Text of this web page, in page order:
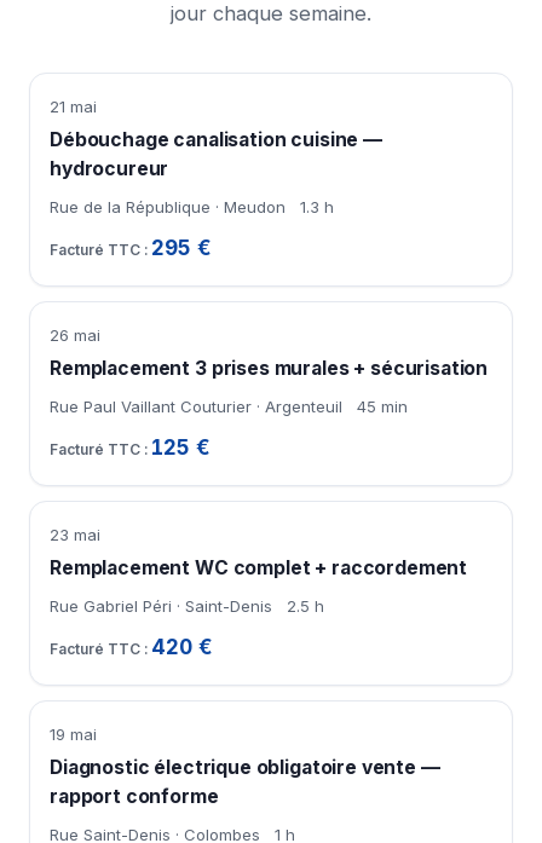
jour chaque semaine.
21 mai
Débouchage canalisation cuisine —
hydrocureur
Rue de la République · Meudon 1.3 h
295 €
26 mai
Remplacement 3 prises murales + sécurisation
Rue Paul Vaillant Couturier · Argenteuil 45 min
125 €
23 mai
Remplacement WC complet + raccordement
Rue Gabriel Péri · Saint-Denis 2.5 h
420 €
19 mai
Diagnostic électrique obligatoire vente —
rapport conforme
Rue Saint-Denis · Colombes 1 h